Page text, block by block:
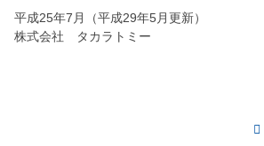
平成25年7月（平成29年5月更新）
株式会社 タカラトミー